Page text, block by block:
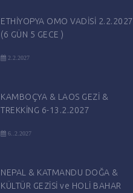
ETHİYOPYA OMO VADİSİ 2.2.2027
(6 GÜN 5 GECE )
2.2.2027
KAMBOÇYA & LAOS GEZİ &
TREKKİNG 6-13.2.2027
6..2.2027
NEPAL & KATMANDU DOĞA &
KÜLTÜR GEZİSİ ve HOLİ BAHAR